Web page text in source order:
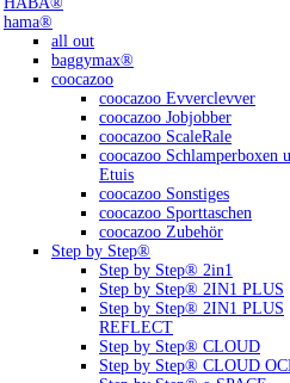
hama®
all out
baggymax®
coocazoo
coocazoo Evverclevver
coocazoo Jobjobber
coocazoo ScaleRale
coocazoo Schlamperboxen
Etuis
coocazoo Sonstiges
coocazoo Sporttaschen
coocazoo Zubehör
Step by Step®
Step by Step® 2in1
Step by Step® 2IN1 PLUS
Step by Step® 2IN1 PLUS
REFLECT
Step by Step® CLOUD
Step by Step® CLOUD